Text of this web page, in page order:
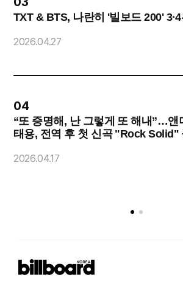
TXT & BTS, 나란히 '빌보드 200' 3·4
2026.04.27
04
“또 증명해, 난 그렇게 또 해내”…앤
태용, 전역 후 첫 신곡 "Rock Solid"
2026.04.17